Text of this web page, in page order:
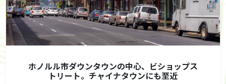
ホノルル市ダウンタウンの中心、ビショップス
トリート。チャイナタウンにも至近